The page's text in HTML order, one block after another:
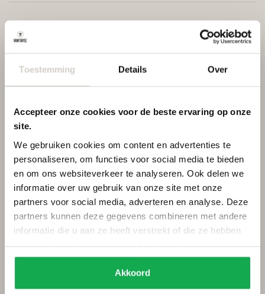
Toestemming Details Over
Accepteer onze cookies voor de beste ervaring op onze
site.
We gebruiken cookies om content en advertenties te
personaliseren, om functies voor social media te bieden
en om ons websiteverkeer te analyseren. Ook delen we
informatie over uw gebruik van onze site met onze
partners voor social media, adverteren en analyse. Deze
partners kunnen deze gegevens combineren met andere
informatie die u aan ze heeft verstrekt of die ze hebben
Akkoord
Categorieën
Ovale tafels
Deens ovale tafels
Fins ovale tafels
Plat ovale tafels
Organische tafels
Rechthoekige tafels
Boomstamtafels
Onderhoud
Onderhoud tuinmeubels
Bestellen
Betalen
Bezorging
Voorwaarden
Privacy